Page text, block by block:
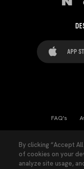
FAQ's
Ley
By clicking “Accept
of cookies on your
analyze site usage,